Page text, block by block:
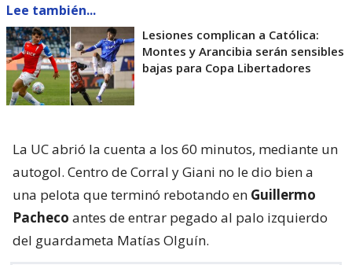
Lee también...
Lesiones complican a Católica:
Montes y Arancibia serán sensibles
bajas para Copa Libertadores
La UC abrió la cuenta a los 60 minutos, mediante un
autogol. Centro de Corral y Giani no le dio bien a
una pelota que terminó rebotando en Guillermo
Pacheco antes de entrar pegado al palo izquierdo
del guardameta Matías Olguín.